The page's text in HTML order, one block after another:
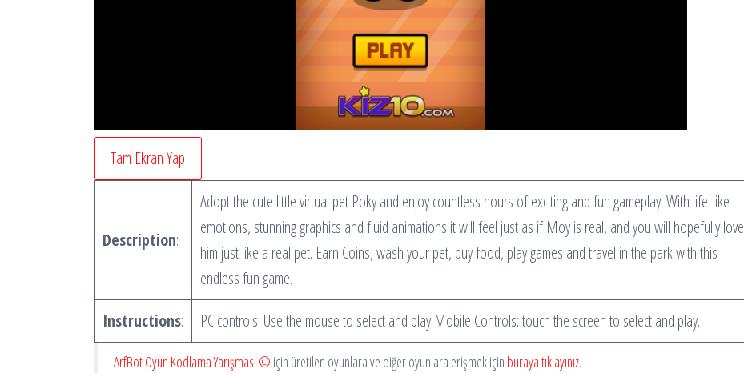
Tam Ekran Yap
Description:
Adopt the cute little virtual pet Poky and enjoy countless hours of exciting and fun gameplay. With life-like
emotions, stunning graphics and fluid animations it will feel just as if Moy is real, and you will hopefully love
him just like a real pet. Earn Coins, wash your pet, buy food, play games and travel in the park with this
endless fun game.
Instructions: PC controls: Use the mouse to select and play Mobile Controls: touch the screen to select and play.
ArfBot Oyun Kodlama Yarışması © için üretilen oyunlara ve diğer oyunlara erişmek için buraya tıklayınız.